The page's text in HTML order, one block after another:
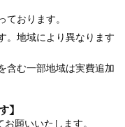
おります。
。地域により異なります
含む一部地域は実費追加
】
願いいたします。